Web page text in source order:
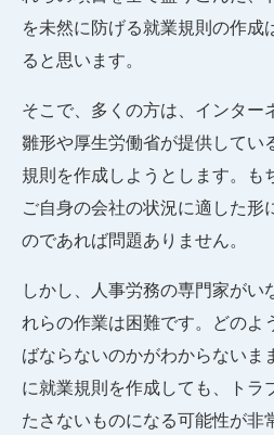
を未然に防げる就業規則の作成
ると思います。
そこで、多くの方は、インター
雛形や厚生労働省が提供してい
規則を作成しようとします。も
ご自身の会社の状況に適した形
のであれば問題ありません。
しかし、人事労務の専門家がい
れらの作業は困難です。どのよ
ばならないのかがわからないま
に就業規則を作成しても、トラ
たさないものになる可能性が非